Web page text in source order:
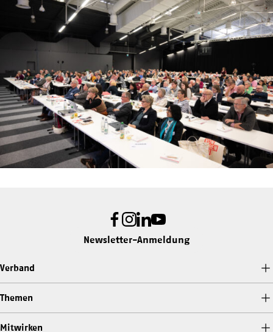
Facebook
Instagram
LinkedIn
Youtube
Newsletter-Anmeldung
Verband
Themen
Mitwirken